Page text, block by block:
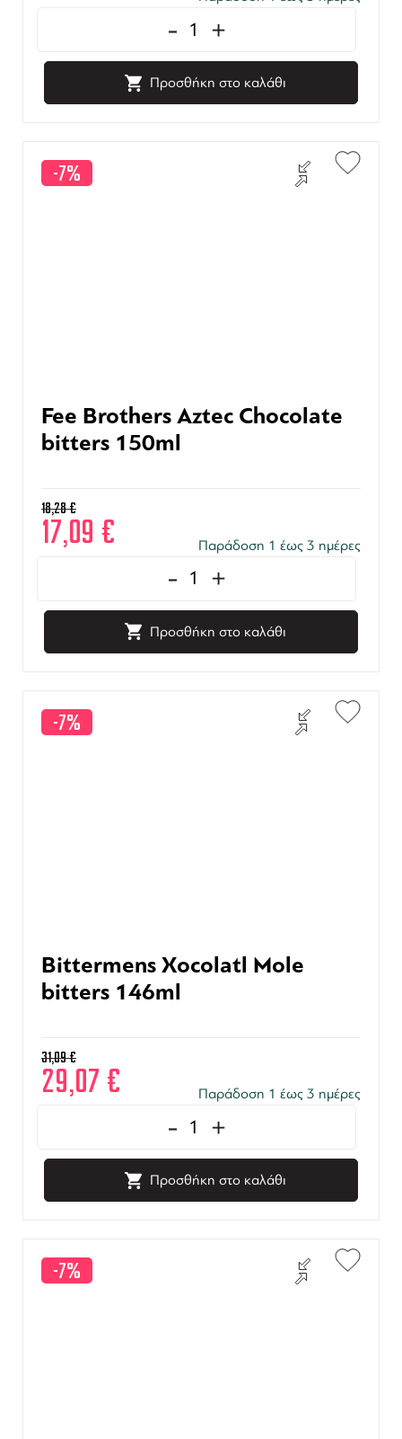
- +
Προσθήκη στο καλάθι
-7%
Fee Brothers Aztec Chocolate
bitters 150ml
18,28€
17,09 € Παράδοση 1 έως 3 ημέρες
- +
Προσθήκη στο καλάθι
-7%
Bittermens Xocolatl Mole
bitters 146ml
31,09€
29,07 € Παράδοση 1 έως 3 ημέρες
- +
Προσθήκη στο καλάθι
-7%